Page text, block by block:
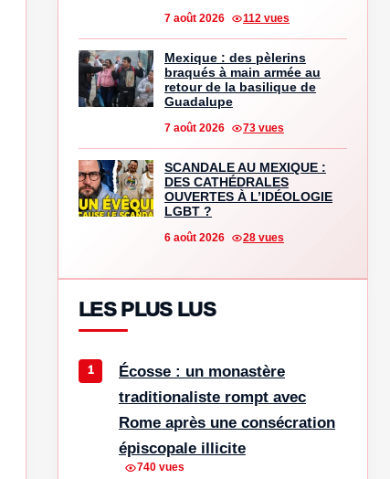
7 août 2026 112 vues
Mexique : des pèlerins
braqués à main armée au
retour de la basilique de
Guadalupe
7 août 2026 73 vues
SCANDALE AU MEXIQUE :
DES CATHÉDRALES
OUVERTES À L’IDÉOLOGIE
LGBT ?
6 août 2026 28 vues
LES PLUS LUS
Écosse : un monastère
traditionaliste rompt avec
Rome après une consécration
épiscopale illicite
740 vues